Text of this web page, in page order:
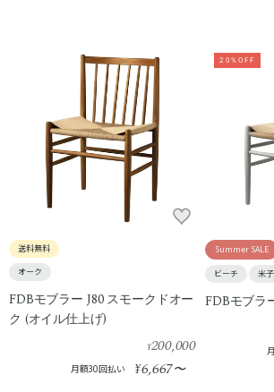
送料無料
オーク
FDBモブラー J80 スモークドオー
ク (オイル仕上げ)
¥200,000
月額30回払い ¥6,667〜
20%OFF
Summer SALE
ビーチ 米
FDBモブラ